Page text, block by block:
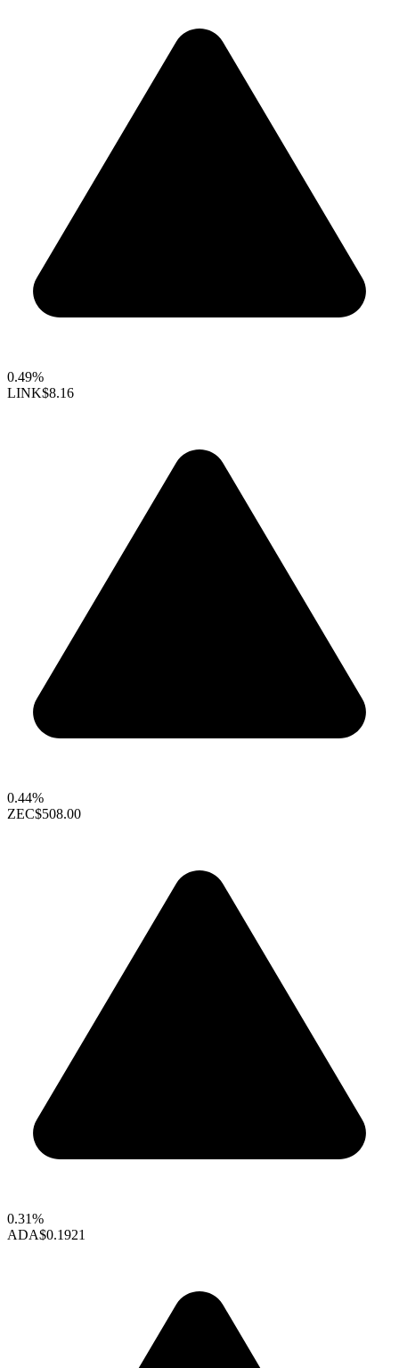
0.49%
LINK$8.16
0.44%
ZEC$508.00
0.31%
ADA$0.1921